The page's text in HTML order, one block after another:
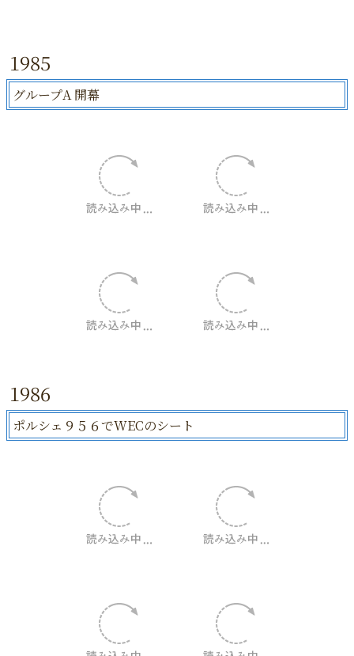
1985
グループA 開幕
1986
ポルシェ９５６でWECのシート